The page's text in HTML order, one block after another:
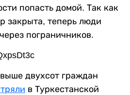
попасть домой. Так как
закрыта, теперь люди
пограничников.
двухсот граждан
в Туркестанской